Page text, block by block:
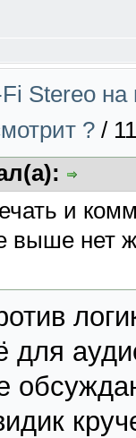
Stereo
? /
и
выше нет
для